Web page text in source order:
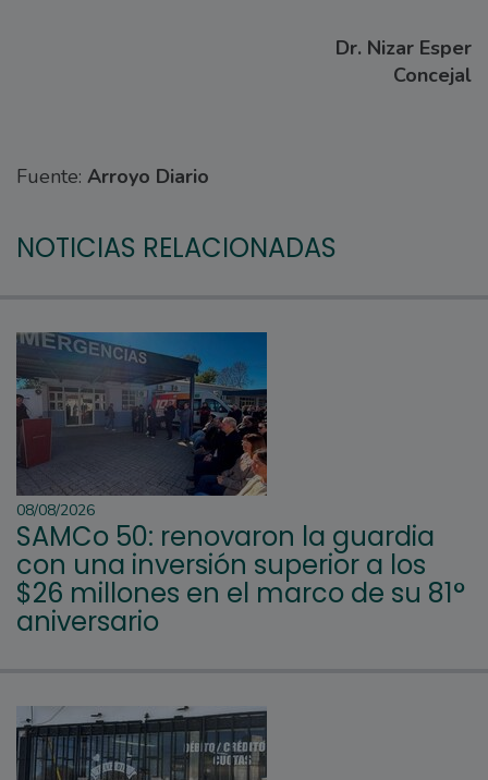
Dr. Nizar Esper
Concejal
Fuente: Arroyo Diario
NOTICIAS RELACIONADAS
08/08/2026
SAMCo 50: renovaron la guardia
con una inversión superior a los
$26 millones en el marco de su 81°
aniversario